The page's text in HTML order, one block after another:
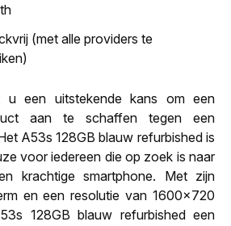
(met alle providers te
u een uitstekende kans om een
aan te schaffen tegen een
A53s 128GB blauw refurbished is
voor iedereen die op zoek is naar
krachtige smartphone. Met zijn
en een resolutie van 1600x720
128GB blauw refurbished een